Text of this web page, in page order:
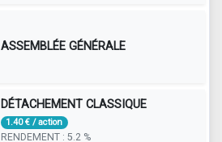
ASSEMBLÉE GÉNÉRALE
DÉTACHEMENT CLASSIQUE
1.40 € / action
RENDEMENT : 5.2 %